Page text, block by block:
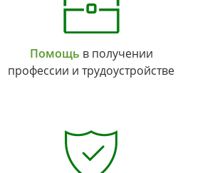
Помощь в получении
профессии и трудоустройстве